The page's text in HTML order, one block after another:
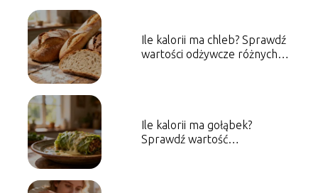
Ile kalorii ma chleb? Sprawdź
wartości odżywcze różnych
Ile kalorii ma gołąbek?
Sprawdź wartość